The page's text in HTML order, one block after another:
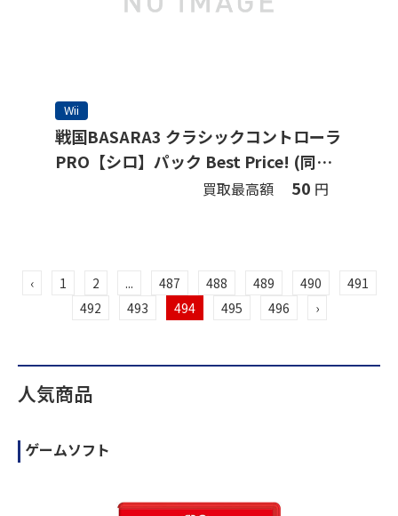
Wii
戦国BASARA3 クラシックコントローラ
PRO【シロ】パック Best Price! (同梱
買取最高額 50 円
‹ 1 2 ... 487 488 489 490
491
492
493 494 495 496 ›
人気商品
ゲームソフト